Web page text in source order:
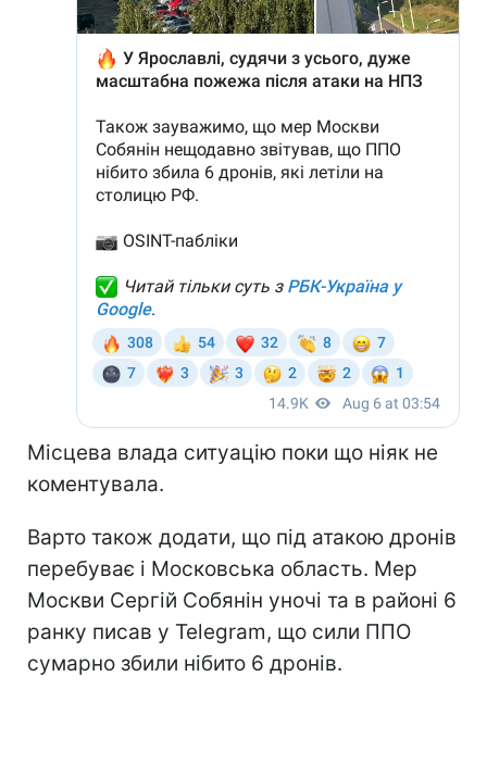
Місцева влада ситуацію поки що ніяк не
коментувала.
Варто також додати, що під атакою дронів
перебуває і Московська область. Мер
Москви Сергій Собянін уночі та в районі 6
ранку писав у Telegram, що сили ППО
сумарно збили нібито 6 дронів.